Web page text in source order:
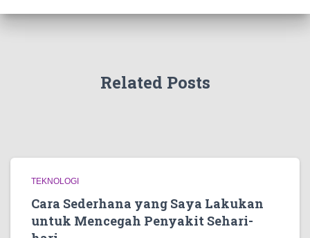
Related Posts
TEKNOLOGI
Cara Sederhana yang Saya Lakukan
untuk Mencegah Penyakit Sehari-